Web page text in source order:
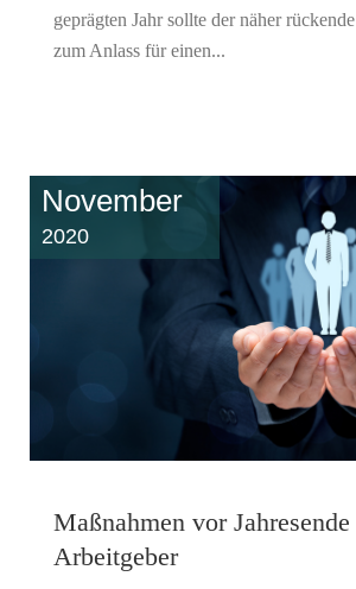
geprägten Jahr sollte der näher
zum Anlass für einen...
November
2020
Maßnahmen vor
Arbeitgeber